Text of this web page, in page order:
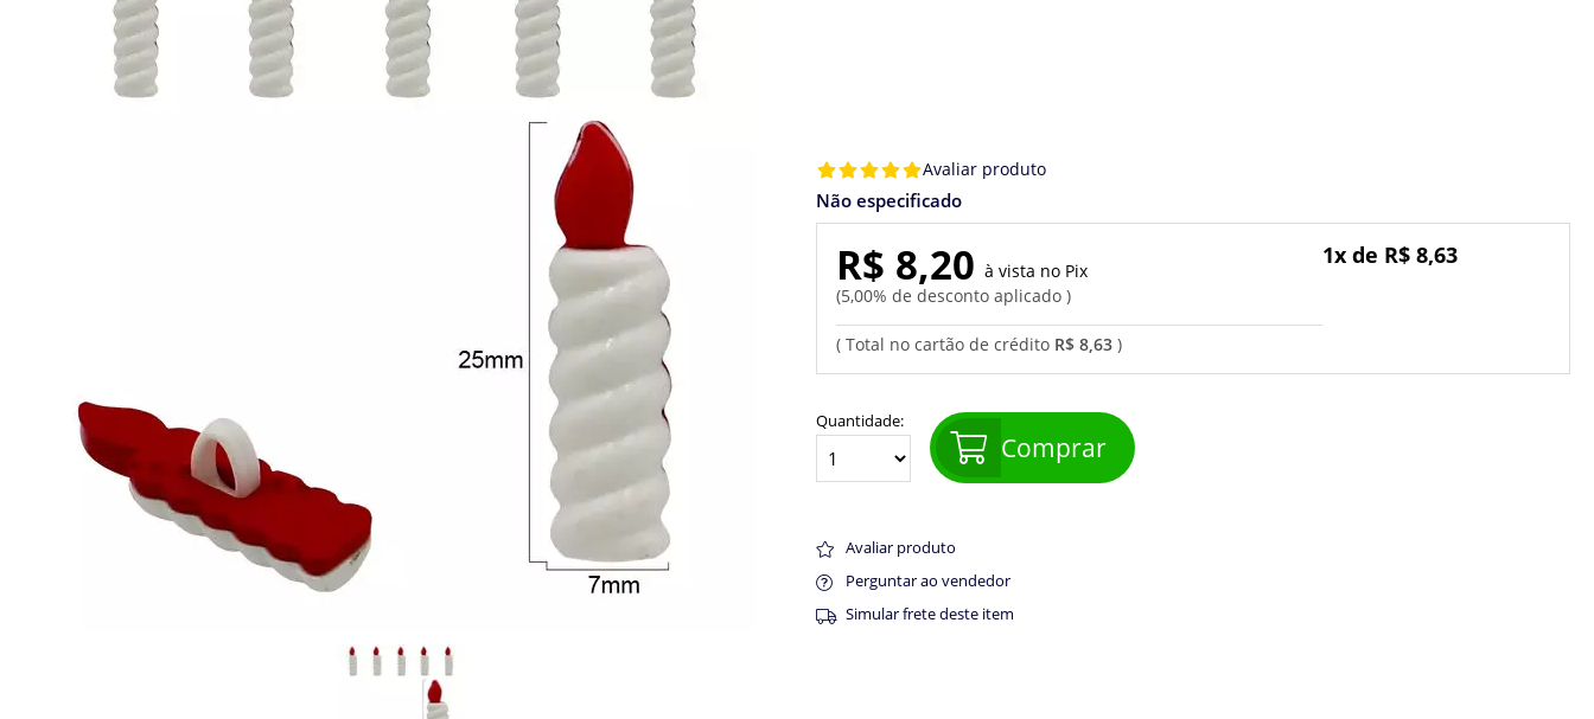
Avaliar produto
Não especificado
R$ 8,63
1x de R$ 8,63
R$ 8,20
5,00% de desconto aplicado
Pix
Quantidade:
Comprar
Avaliar produto
Perguntar ao vendedor
Simular frete deste item